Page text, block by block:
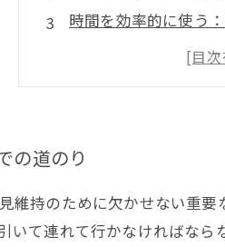
時間を効率的に使う
トラブルからの解放
トリミングを通じて
の道のり
維持のために欠かせない重
いて連れて行かなければな